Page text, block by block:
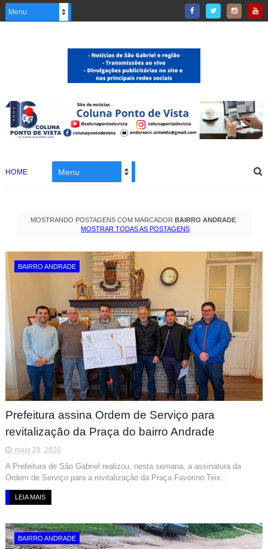
HOME
MOSTRANDO POSTAGENS COM MARCADOR BAIRRO ANDRADE.
MOSTRAR TODAS AS POSTAGENS
BAIRRO ANDRADE
Prefeitura assina Ordem de Serviço para
revitalização da Praça do bairro Andrade
maio 29, 2026
A Prefeitura de São Gabriel realizou, nesta semana, a assinatura da
Ordem de Serviço para a revitalização da Praça Favorino Teix...
LEIA MAIS
BAIRRO ANDRADE